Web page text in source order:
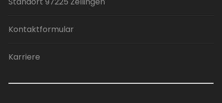
Kontaktformular
Karriere